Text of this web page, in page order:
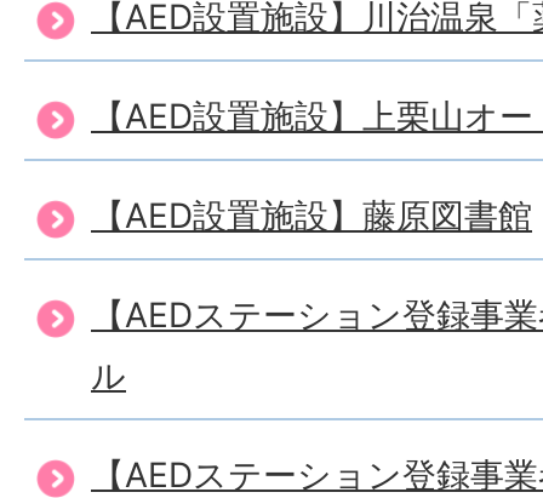
【AED設置施設】川治温泉
【AED設置施設】上栗山オ
【AED設置施設】藤原図書館
【AEDステーション登録事
ル
【AEDステーション登録事